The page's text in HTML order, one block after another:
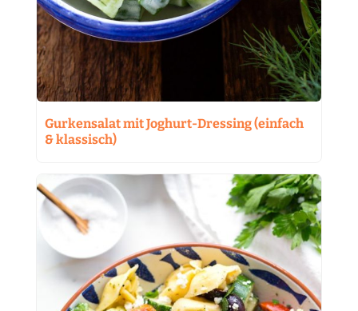
Gurkensalat mit Joghurt-Dressing (einfach
& klassisch)